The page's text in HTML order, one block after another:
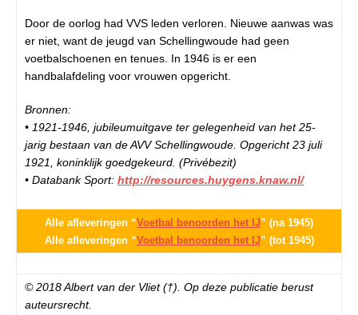
Door de oorlog had VVS leden verloren. Nieuwe aanwas was
er niet, want de jeugd van Schellingwoude had geen
voetbalschoenen en tenues. In 1946 is er een
handbalafdeling voor vrouwen opgericht.
Bronnen:
• 1921-1946, jubileumuitgave ter gelegenheid van het 25-
jarig bestaan van de AVV Schellingwoude. Opgericht 23 juli
1921, koninklijk goedgekeurd. (Privébezit)
• Databank Sport: http://resources.huygens.knaw.nl/
Alle afleveringen “Voetbal benoorden het IJ” (na 1945)
Alle afleveringen “Voetbal benoorden het IJ” (tot 1945)
© 2018 Albert van der Vliet (†). Op deze publicatie berust
auteursrecht.